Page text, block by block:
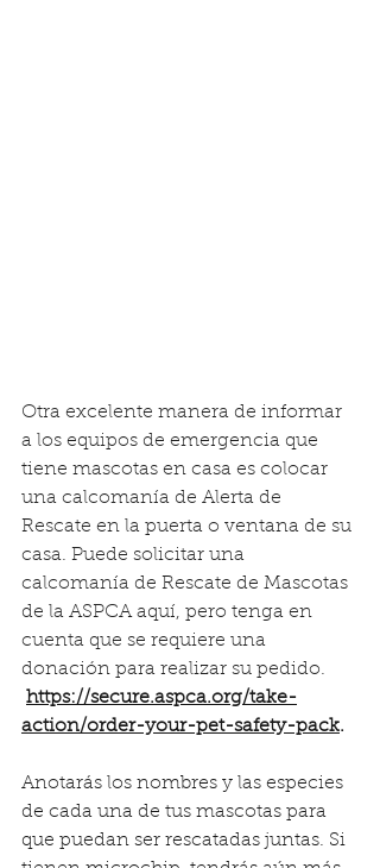
Otra excelente manera de informar
a los equipos de emergencia que
tiene mascotas en casa es colocar
una calcomanía de Alerta de
Rescate en la puerta o ventana de su
casa. Puede solicitar una
calcomanía de Rescate de Mascotas
de la ASPCA aquí, pero tenga en
cuenta que se requiere una
donación para realizar su pedido.
https://secure.aspca.org/take-
action/order-your-pet-safety-pack.
Anotarás los nombres y las especies
de cada una de tus mascotas para
que puedan ser rescatadas juntas. Si